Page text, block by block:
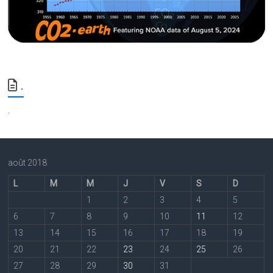
.
août 2018
L M M J V S
D
1
2 3 4
5
6
7 8 9 10 11
12
13
14 15 16 17 18
19
20
21 22 23 24 25
26
27
28 29 30 31